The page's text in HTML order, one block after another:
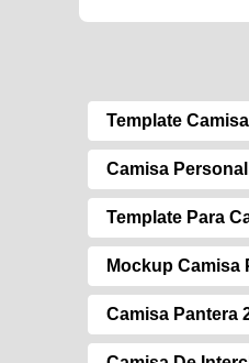
Template
Camisa
Template Para
Mockup Camisa
Camisa Pantera